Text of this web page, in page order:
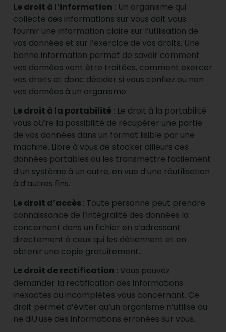
Le droit à l’information : Un organisme qui
collecte des informations sur vous doit vous
fournir une information claire sur l’utilisation de
vos données et sur l’exercice de vos droits. Une
bonne information permet de savoir comment
vos données vont être traitées, comment exercer
vos droits et donc décider si vous confiez ou non
vos données à un organisme.
Le droit à la portabilité : Le droit à la portabilité
vous oƯre la possibilité de récupérer une partie
de vos données dans un format lisible par une
machine. Libre à vous de stocker ailleurs ces
données portables ou les transmettre facilement
d’un système à un autre, en vue d’une réutilisation
à d’autres fins.
Le droit d’accès: Toute personne peut prendre
connaissance de l’intégralité des données la
concernant dans un fichier en s’adressant
directement à ceux qui les détiennent et en
obtenir une copie gratuitement.
Le droit de rectification : Vous pouvez
demander la rectification des informations
inexactes ou incomplètes vous concernant. Ce
droit permet d’éviter qu’un organisme n’utilise ou
ne diƯuse des informations erronées sur vous.